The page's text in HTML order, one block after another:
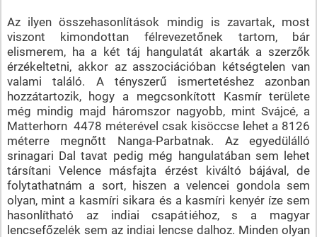
Az ilyen összehasonlítások mindig is zavartak, most
viszont kimondottan félrevezetőnek tartom, bár
elismerem, ha a két táj hangulatát akarták a szerzők
érzékeltetni, akkor az asszociációban kétségtelen van
valami találó. A tényszerű ismertetéshez azonban
hozzátartozik, hogy a megcsonkított Kasmír területe
még mindig majd háromszor nagyobb, mint Svájcé, a
Matterhorn 4478 méterével csak kisöccse lehet a 8126
méterre megnőtt Nanga-Parbatnak. Az egyedülálló
srinagari Dal tavat pedig még hangulatában sem lehet
társítani Velence másfajta érzést kiváltó bájával, de
folytathatnám a sort, hiszen a velencei gondola sem
olyan, mint a kasmíri sikara és a kasmíri kenyér íze sem
hasonlítható az indiai csapátiéhoz, s a magyar
lencsefőzelék sem az indiai lencse dalhoz. Minden olyan